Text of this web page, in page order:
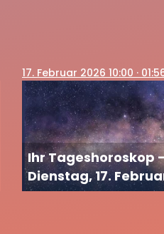
17. Februar 2026 10:00 ·
Ihr Tageshoroskop
Dienstag, 17.